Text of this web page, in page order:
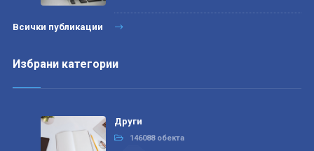
Всички публикации
Избрани категории
Други
146088 обекта